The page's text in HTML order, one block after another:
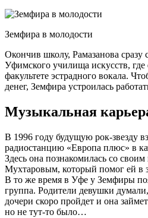
Земфира в молодости
Окончив школу, Рамазанова сразу
Уфимского училища искусств, где
факультете эстрадного вокала.
денег, Земфира устроилась
Музыкальная
В 1996 году будущую рок-звезду
радиостанцию «Европа плюс» в
Здесь она познакомилась со
Мухтаровым, который помог ей в
В то же время в Уфе у Земфиры
группа. Родители девушки
дочери скоро пройдет и она
но не тут-то было…